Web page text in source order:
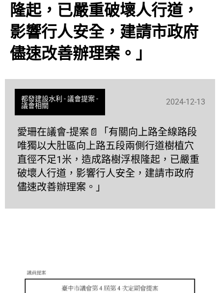
隆起，已嚴重破壞人行道，
影響行人安全，建請市政府
儘速改善辦理案。」
都發建設水利 -議會提案-
議會相關
2024-12-13
愛珊在議會-提案📄「有關向上路全線路段
唯獨以大肚區向上路五段兩側行道樹植穴
直徑不足1米，造成路樹浮根隆起，已嚴重
破壞人行道，影響行人安全，建請市政府
儘速改善辦理案。」